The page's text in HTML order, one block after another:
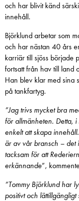
och har blivit känd
innehåll.
Björklund arbetar som
och har nästan 40 års
karriär till sjöss började
fortsatt från hav till land
Han blev klar med sina
på tankfartyg.
”Jag trivs mycket bra
för allmänheten. Detta,
enkelt att skapa
är av vår bransch – det
tacksam för att
erkännande”,
”Tommy Björklund har
positivt och